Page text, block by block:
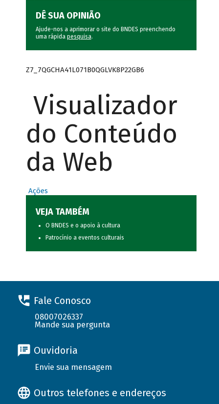
DÊ SUA OPINIÃO
Ajude-nos a aprimorar o site do BNDES preenchendo
uma rápida pesquisa.
Z7_7QGCHA41L071B0QGLVK8P22GB6
Visualizador
do Conteúdo
da Web
Ações
VEJA TAMBÉM
O BNDES e o apoio à cultura
Patrocínio a eventos culturais
Fale Conosco
08007026337
Mande sua pergunta
Ouvidoria
Envie sua mensagem
Outros telefones e endereços